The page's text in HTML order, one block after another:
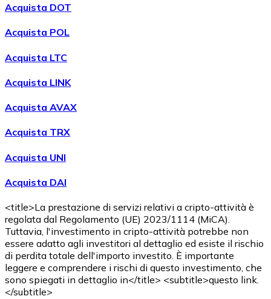
Acquista DOT
Acquista POL
Acquista LTC
Acquista LINK
Acquista AVAX
Acquista TRX
Acquista UNI
Acquista DAI
<title>La prestazione di servizi relativi a cripto-attività è
regolata dal Regolamento (UE) 2023/1114 (MiCA).
Tuttavia, l'investimento in cripto-attività potrebbe non
essere adatto agli investitori al dettaglio ed esiste il rischio
di perdita totale dell'importo investito. È importante
leggere e comprendere i rischi di questo investimento, che
sono spiegati in dettaglio in</title> <subtitle>questo link.
</subtitle>